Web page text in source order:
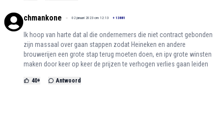
chmankone 02 januari 2023 om 12:13 + 13881
Ik hoop van harte dat al die ondernemers die niet contract gebonden
zijn massaal over gaan stappen zodat Heineken en andere
brouwerijen een grote stap terug moeten doen, en ipv grote winsten
maken door keer op keer de prijzen te verhogen verlies gaan leiden
40+ Antwoord